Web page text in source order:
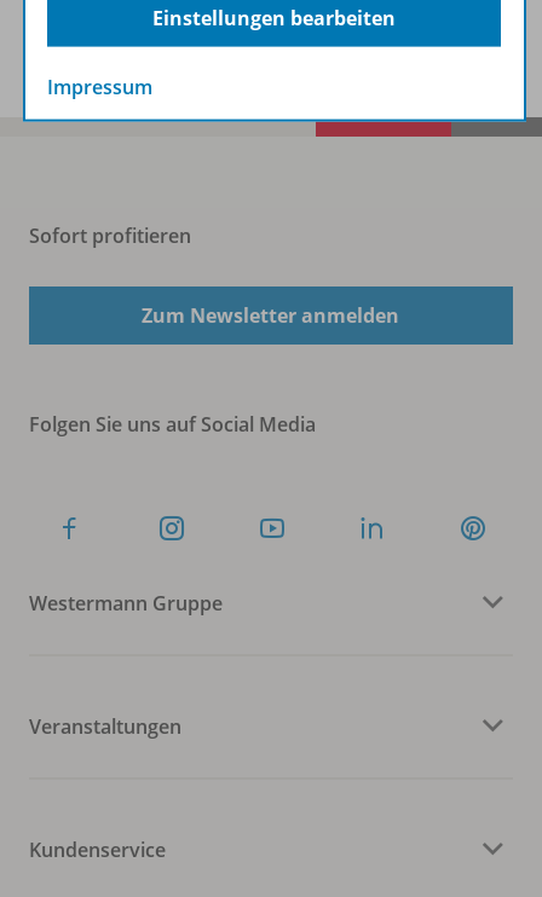
Spar-Pakete
Sofort profitieren
Zum Newsletter anmelden
Folgen Sie uns auf Social Media
Westermann Gruppe
Veranstaltungen
Kundenservice
Einstellungen bearbeiten
Impressum